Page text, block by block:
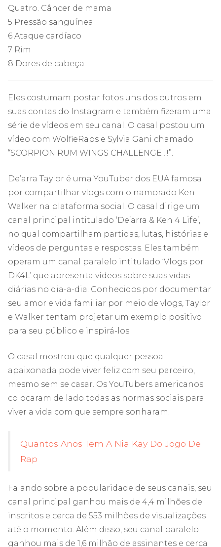
Quatro. Câncer de mama
5 Pressão sanguínea
6 Ataque cardíaco
7 Rim
8 Dores de cabeça
Eles costumam postar fotos uns dos outros em
suas contas do Instagram e também fizeram uma
série de vídeos em seu canal. O casal postou um
vídeo com WolfieRaps e Sylvia Gani chamado
“SCORPION RUM WINGS CHALLENGE !!”.
De’arra Taylor é uma YouTuber dos EUA famosa
por compartilhar vlogs com o namorado Ken
Walker na plataforma social. O casal dirige um
canal principal intitulado ‘De’arra & Ken 4 Life’,
no qual compartilham partidas, lutas, histórias e
vídeos de perguntas e respostas. Eles também
operam um canal paralelo intitulado ‘Vlogs por
DK4L’ que apresenta vídeos sobre suas vidas
diárias no dia-a-dia. Conhecidos por documentar
seu amor e vida familiar por meio de vlogs, Taylor
e Walker tentam projetar um exemplo positivo
para seu público e inspirá-los.
O casal mostrou que qualquer pessoa
apaixonada pode viver feliz com seu parceiro,
mesmo sem se casar. Os YouTubers americanos
colocaram de lado todas as normas sociais para
viver a vida com que sempre sonharam.
Quantos Anos Tem A Nia Kay Do Jogo De
Rap
Falando sobre a popularidade de seus canais, seu
canal principal ganhou mais de 4,4 milhões de
inscritos e cerca de 553 milhões de visualizações
até o momento. Além disso, seu canal paralelo
ganhou mais de 1,6 milhão de assinantes e cerca